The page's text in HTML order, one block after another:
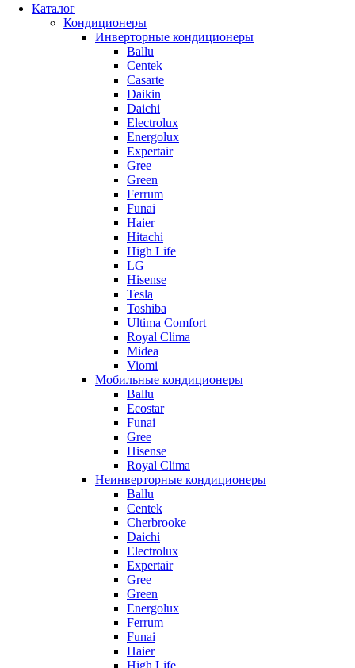
Каталог
Кондиционеры
Инверторные кондиционеры
Ballu
Centek
Casarte
Daikin
Daichi
Electrolux
Energolux
Expertair
Gree
Green
Ferrum
Funai
Haier
Hitachi
High Life
LG
Hisense
Tesla
Toshiba
Ultima Comfort
Royal Clima
Midea
Viomi
Мобильные кондиционеры
Ballu
Ecostar
Funai
Gree
Hisense
Royal Clima
Неинверторные кондиционеры
Ballu
Centek
Cherbrooke
Daichi
Electrolux
Expertair
Gree
Green
Energolux
Ferrum
Funai
Haier
High Life